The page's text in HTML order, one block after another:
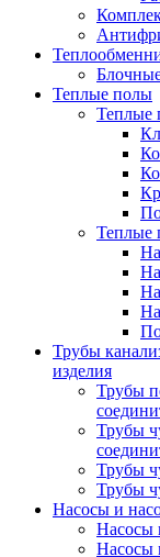
Теплые полы
Теплые
Теплые
Трубы
изделия
Трубы
Трубы
Трубы
Трубы
Насосы и
Насосы
Насосы